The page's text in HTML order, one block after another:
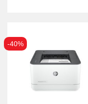
-40%